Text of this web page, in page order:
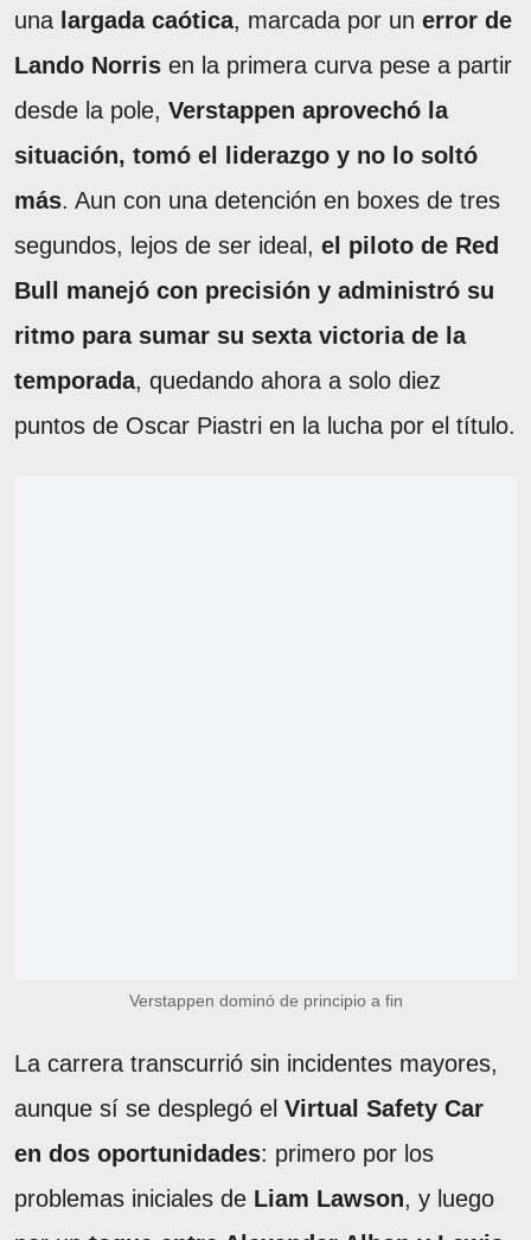
una largada caótica, marcada por un error de
Lando Norris en la primera curva pese a partir
desde la pole, Verstappen aprovechó la
situación, tomó el liderazgo y no lo soltó
más. Aun con una detención en boxes de tres
segundos, lejos de ser ideal, el piloto de Red
Bull manejó con precisión y administró su
ritmo para sumar su sexta victoria de la
temporada, quedando ahora a solo diez
puntos de Oscar Piastri en la lucha por el título.
Verstappen dominó de principio a fin
La carrera transcurrió sin incidentes mayores,
aunque sí se desplegó el Virtual Safety Car
en dos oportunidades: primero por los
problemas iniciales de Liam Lawson, y luego